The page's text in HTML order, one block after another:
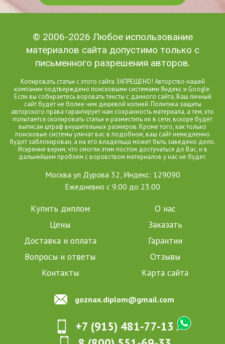
© 2006-2026 Любое использование
материалов сайта допустимо только с
письменного разрешения авторов.
Копировать статьи с этого сайта ЗАПРЕЩЕНО! Авторство нашей
компании подтверждено поисковыми системами Яндекс и Google.
Если вы собираетесь воровать тексты с данного сайта, Ваш личный
сайт будет не более чем дешевой копией. Политика защиты
авторского права гарантирует нам сохранность материала, а тем, кто
попытается скопировать статьи и разместить их в сети, вскоре будет
выписан штраф внушительных размеров. Кроме того, как только
поисковые системы уличат вас в подобном, ваш сайт немедленно
будет заблокирован, а на его владельца может быть заведено дело.
Искренне верим, что смогли этим постом достучаться до Вас, и в
дальнейшем проблем с воровством материалов у нас не будет.
Москва ул Дурова 32, Индекс: 129090
Ежедневно с 9.00 до 23.00
Купить диплом
О нас
Цены
Заказать
Доставка и оплата
Гарантии
Вопросы и ответы
Отзывы
Контакты
Карта сайта
goznax.diplom@gmail.com
+7 (915) 481-77-13